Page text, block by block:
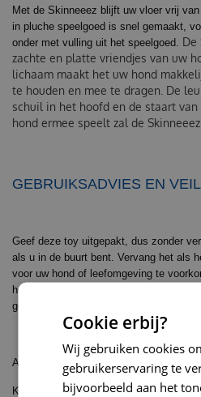
Met de Skinneeez blijft uw vloer vrij
in pluche speelgoed is snel gemaakt,
onder met vulling uit het speelgoed. De
zachte en platte vriendjes van uw
lichaam maakt het uw hond
te houden en mee te dragen. De
schuil in het hoofd en de staart van
hond ermee speelt zal de
GEBRUIKSADVIES EN
Geef deze toy uitgepakt, dus zonder
als u in de buurt bent. Vervang het als
voor uw hond of leefomgeving te
hondenspeelgoed dat is afgestemd op
geen kinderspeelgoed.
Afmeting: lengte 38 cm
Kleur: grijs
Cookie erbij?
Wij gebruiken cookies
gebruikerservaring te
bijvoorbeeld aan het